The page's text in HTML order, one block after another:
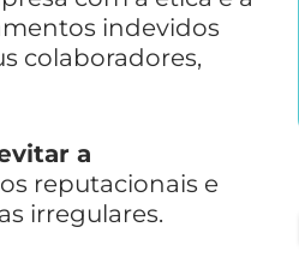
indevidos
colaboradores,
a
reputacionais e
irregulares.